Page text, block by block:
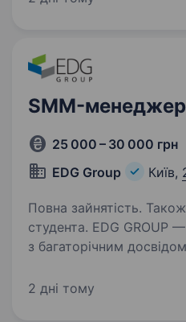
SMM-менеджер
25 000 – 30 000 грн
EDG Group
Київ,
Повна зайнятість.
студента. EDG GROUP — компанія імпортер
з багаторічним
мультимедіа,
2 дні тому